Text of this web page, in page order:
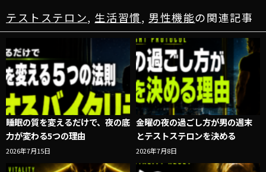
テストステロン, 生活習慣, 男性機能の関連記事
睡眠の質を変えるだけで、夜の底
力が変わる5つの理由
2026年7月15日
金曜の夜の過ごし方が男の週末
とテストステロンを決める
2026年7月8日